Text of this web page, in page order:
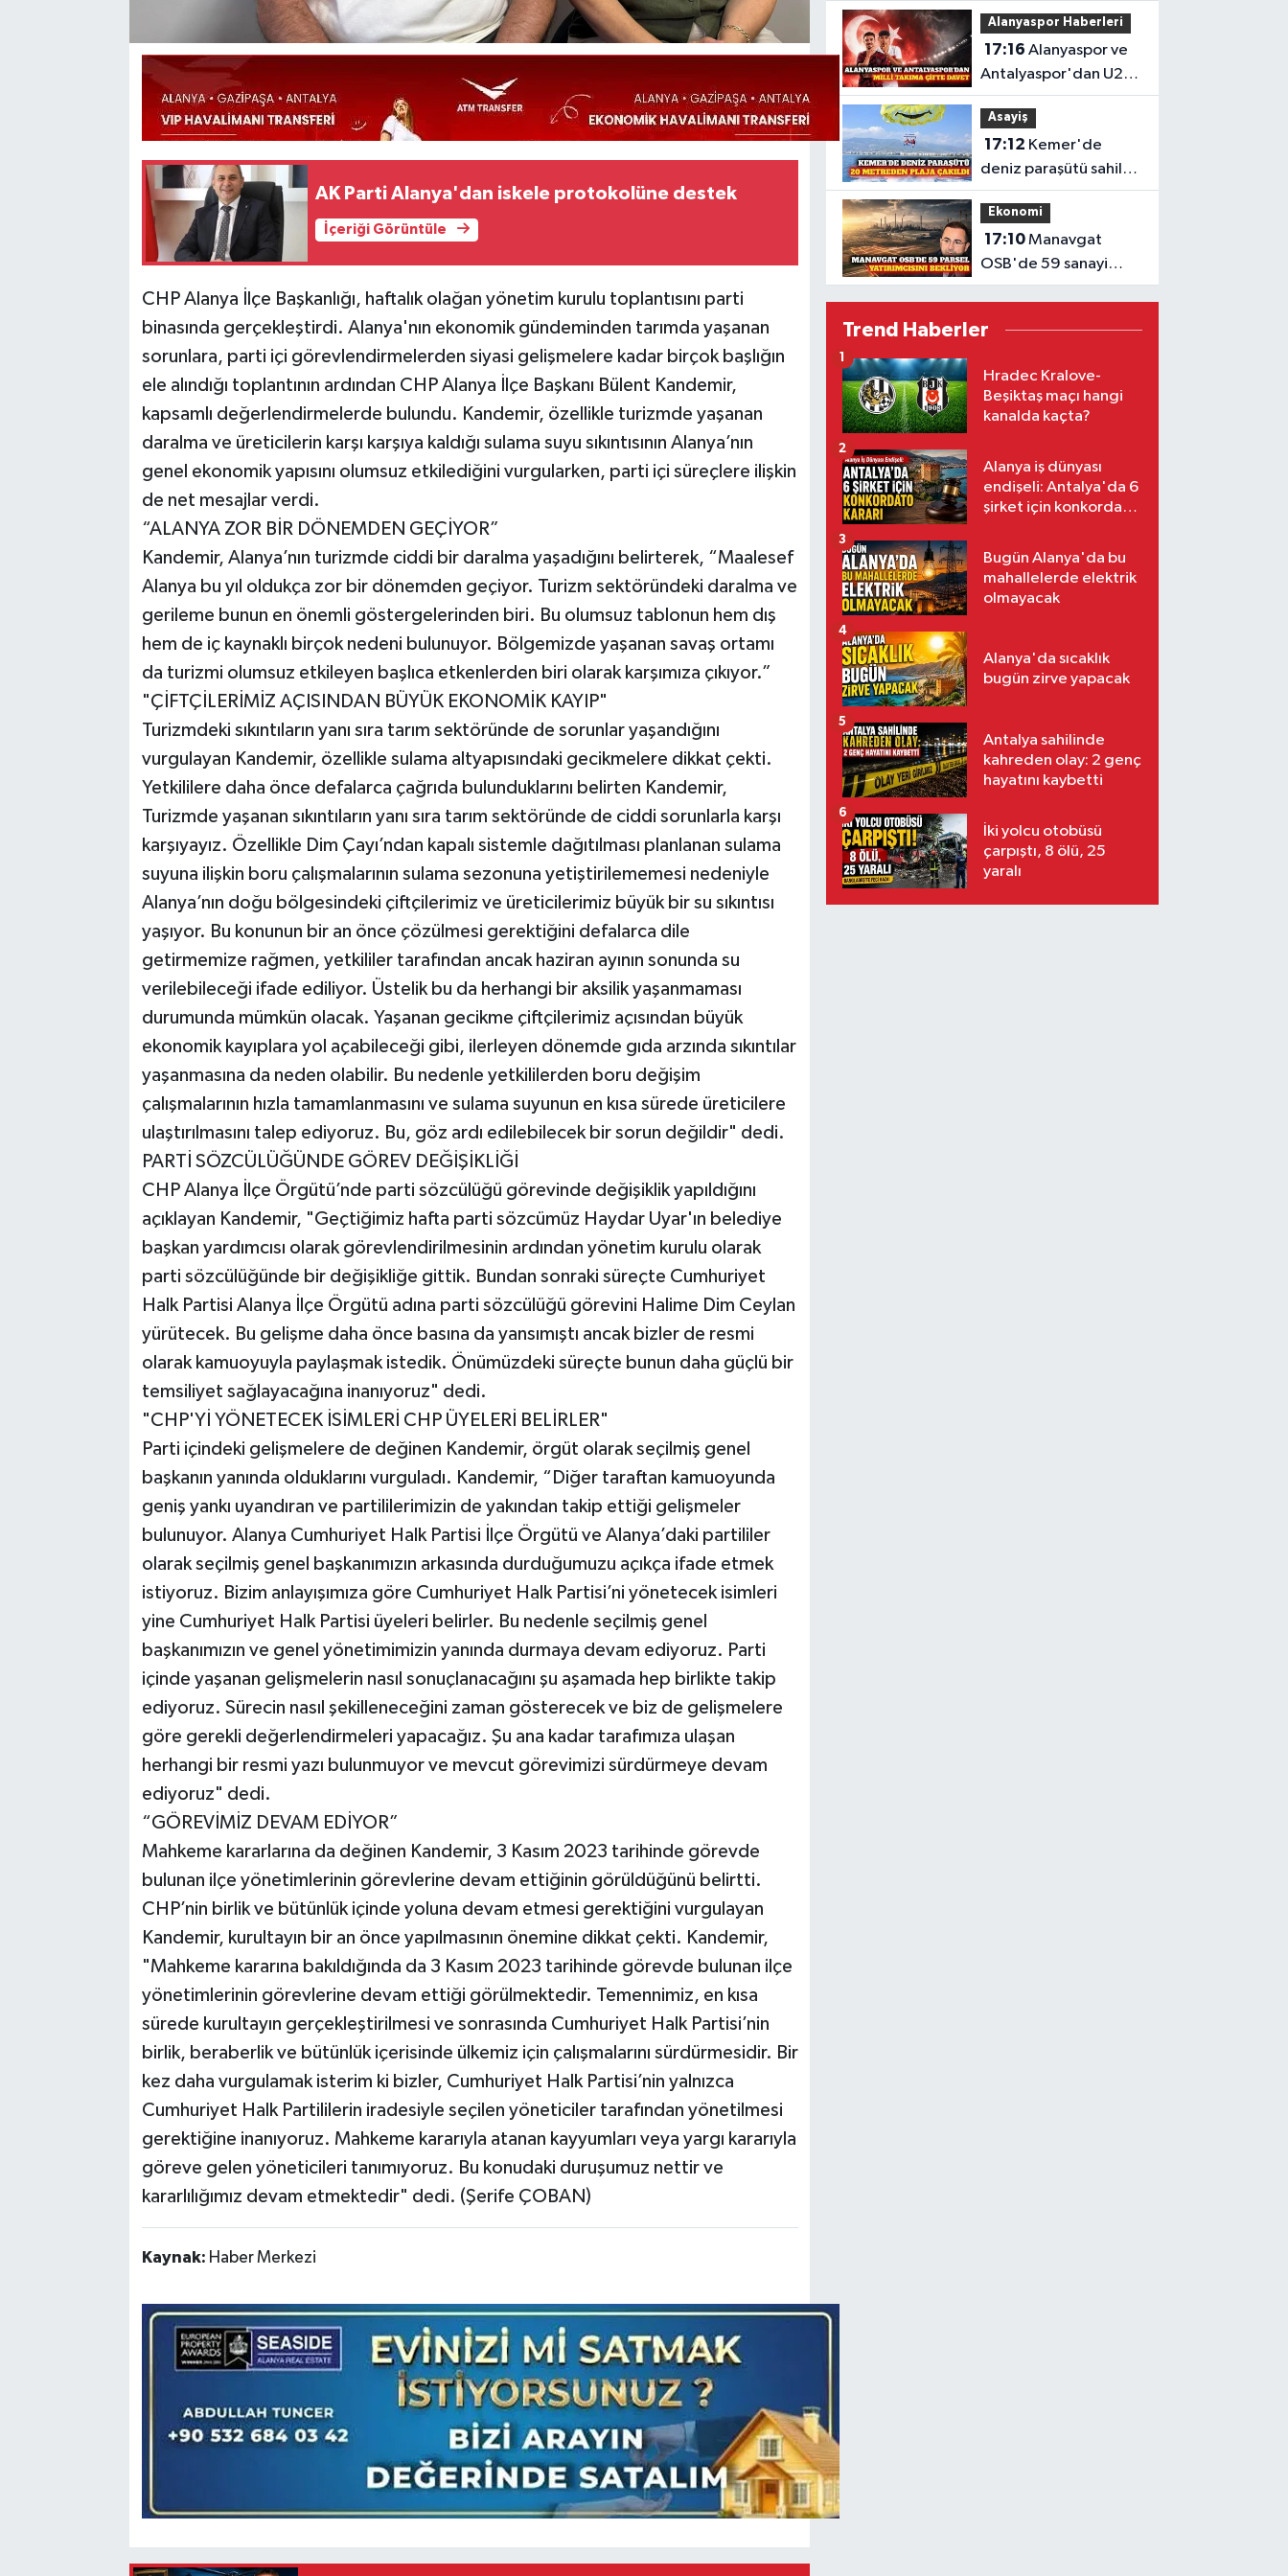
AK Parti Alanya'dan iskele protokolüne destek
İçeriği Görüntüle
CHP Alanya İlçe Başkanlığı, haftalık olağan yönetim kurulu toplantısını parti
binasında gerçekleştirdi. Alanya'nın ekonomik gündeminden tarımda yaşanan
sorunlara, parti içi görevlendirmelerden siyasi gelişmelere kadar birçok başlığın
ele alındığı toplantının ardından CHP Alanya İlçe Başkanı Bülent Kandemir,
kapsamlı değerlendirmelerde bulundu. Kandemir, özellikle turizmde yaşanan
daralma ve üreticilerin karşı karşıya kaldığı sulama suyu sıkıntısının Alanya’nın
genel ekonomik yapısını olumsuz etkilediğini vurgularken, parti içi süreçlere ilişkin
de net mesajlar verdi.
“ALANYA ZOR BİR DÖNEMDEN GEÇİYOR”
Kandemir, Alanya’nın turizmde ciddi bir daralma yaşadığını belirterek, “Maalesef
Alanya bu yıl oldukça zor bir dönemden geçiyor. Turizm sektöründeki daralma ve
gerileme bunun en önemli göstergelerinden biri. Bu olumsuz tablonun hem dış
hem de iç kaynaklı birçok nedeni bulunuyor. Bölgemizde yaşanan savaş ortamı
da turizmi olumsuz etkileyen başlıca etkenlerden biri olarak karşımıza çıkıyor.”
"ÇİFTÇİLERİMİZ AÇISINDAN BÜYÜK EKONOMİK KAYIP"
Turizmdeki sıkıntıların yanı sıra tarım sektöründe de sorunlar yaşandığını
vurgulayan Kandemir, özellikle sulama altyapısındaki gecikmelere dikkat çekti.
Yetkililere daha önce defalarca çağrıda bulunduklarını belirten Kandemir,
Turizmde yaşanan sıkıntıların yanı sıra tarım sektöründe de ciddi sorunlarla karşı
karşıyayız. Özellikle Dim Çayı’ndan kapalı sistemle dağıtılması planlanan sulama
suyuna ilişkin boru çalışmalarının sulama sezonuna yetiştirilememesi nedeniyle
Alanya’nın doğu bölgesindeki çiftçilerimiz ve üreticilerimiz büyük bir su sıkıntısı
yaşıyor. Bu konunun bir an önce çözülmesi gerektiğini defalarca dile
getirmemize rağmen, yetkililer tarafından ancak haziran ayının sonunda su
verilebileceği ifade ediliyor. Üstelik bu da herhangi bir aksilik yaşanmaması
durumunda mümkün olacak. Yaşanan gecikme çiftçilerimiz açısından büyük
ekonomik kayıplara yol açabileceği gibi, ilerleyen dönemde gıda arzında sıkıntılar
yaşanmasına da neden olabilir. Bu nedenle yetkililerden boru değişim
çalışmalarının hızla tamamlanmasını ve sulama suyunun en kısa sürede üreticilere
ulaştırılmasını talep ediyoruz. Bu, göz ardı edilebilecek bir sorun değildir" dedi.
PARTİ SÖZCÜLÜĞÜNDE GÖREV DEĞİŞİKLİĞİ
CHP Alanya İlçe Örgütü’nde parti sözcülüğü görevinde değişiklik yapıldığını
açıklayan Kandemir, "Geçtiğimiz hafta parti sözcümüz Haydar Uyar'ın belediye
başkan yardımcısı olarak görevlendirilmesinin ardından yönetim kurulu olarak
parti sözcülüğünde bir değişikliğe gittik. Bundan sonraki süreçte Cumhuriyet
Halk Partisi Alanya İlçe Örgütü adına parti sözcülüğü görevini Halime Dim Ceylan
yürütecek. Bu gelişme daha önce basına da yansımıştı ancak bizler de resmi
olarak kamuoyuyla paylaşmak istedik. Önümüzdeki süreçte bunun daha güçlü bir
temsiliyet sağlayacağına inanıyoruz" dedi.
"CHP'Yİ YÖNETECEK İSİMLERİ CHP ÜYELERİ BELİRLER"
Parti içindeki gelişmelere de değinen Kandemir, örgüt olarak seçilmiş genel
başkanın yanında olduklarını vurguladı. Kandemir, “Diğer taraftan kamuoyunda
geniş yankı uyandıran ve partililerimizin de yakından takip ettiği gelişmeler
bulunuyor. Alanya Cumhuriyet Halk Partisi İlçe Örgütü ve Alanya’daki partililer
olarak seçilmiş genel başkanımızın arkasında durduğumuzu açıkça ifade etmek
istiyoruz. Bizim anlayışımıza göre Cumhuriyet Halk Partisi’ni yönetecek isimleri
yine Cumhuriyet Halk Partisi üyeleri belirler. Bu nedenle seçilmiş genel
başkanımızın ve genel yönetimimizin yanında durmaya devam ediyoruz. Parti
içinde yaşanan gelişmelerin nasıl sonuçlanacağını şu aşamada hep birlikte takip
ediyoruz. Sürecin nasıl şekilleneceğini zaman gösterecek ve biz de gelişmelere
göre gerekli değerlendirmeleri yapacağız. Şu ana kadar tarafımıza ulaşan
herhangi bir resmi yazı bulunmuyor ve mevcut görevimizi sürdürmeye devam
ediyoruz" dedi.
“GÖREVİMİZ DEVAM EDİYOR”
Mahkeme kararlarına da değinen Kandemir, 3 Kasım 2023 tarihinde görevde
bulunan ilçe yönetimlerinin görevlerine devam ettiğinin görüldüğünü belirtti.
CHP’nin birlik ve bütünlük içinde yoluna devam etmesi gerektiğini vurgulayan
Kandemir, kurultayın bir an önce yapılmasının önemine dikkat çekti. Kandemir,
"Mahkeme kararına bakıldığında da 3 Kasım 2023 tarihinde görevde bulunan ilçe
yönetimlerinin görevlerine devam ettiği görülmektedir. Temennimiz, en kısa
sürede kurultayın gerçekleştirilmesi ve sonrasında Cumhuriyet Halk Partisi’nin
birlik, beraberlik ve bütünlük içerisinde ülkemiz için çalışmalarını sürdürmesidir. Bir
kez daha vurgulamak isterim ki bizler, Cumhuriyet Halk Partisi’nin yalnızca
Cumhuriyet Halk Partililerin iradesiyle seçilen yöneticiler tarafından yönetilmesi
gerektiğine inanıyoruz. Mahkeme kararıyla atanan kayyumları veya yargı kararıyla
göreve gelen yöneticileri tanımıyoruz. Bu konudaki duruşumuz nettir ve
kararlılığımız devam etmektedir" dedi. (Şerife ÇOBAN)
Kaynak: Haber Merkezi
sunuldu
Alanyaspor Haberleri
17:16 Alanyaspor ve
Antalyaspor'dan U20
Milli Takımı'na davet
Asayiş
17:12
deniz paraşütü sahile
düştü: 2 yaralı
Ekonomi
17:10Manavgat
OSB'de 59 sanayi
parseli için başvurular
Trend Haberler
Hradec Kralove-
Beşiktaş maçı hangi
kanalda kaçta?
1
Alanya iş dünyası
endişeli: Antalya'da 6
şirket için konkordato
2
Bugün Alanya'da bu
mahallelerde elektrik
olmayacak
3
Alanya'da sıcaklık
bugün zirve yapacak
4
Antalya sahilinde
kahreden olay: 2 genç
hayatını kaybetti
5
İki yolcu otobüsü
çarpıştı, 8 ölü, 25
yaralı
6